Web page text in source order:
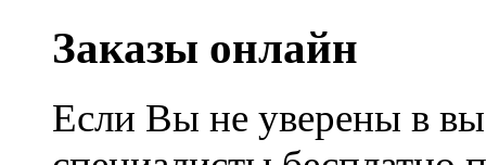
Заказы онлайн
Если Вы не уверены в